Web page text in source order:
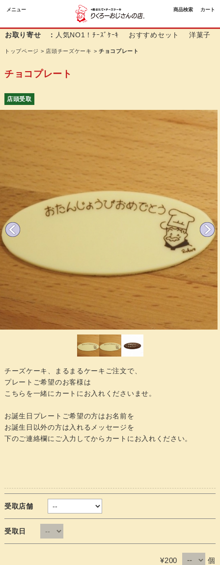
メニュー 商品検索 カート
お取り寄せ ： 人気NO1！ﾁｰｽﾞｹｰｷ おすすめセット 洋菓子
トップページ > 店頭チーズケーキ > チョコプレート
チョコプレート
店頭受取
チーズケーキ、まるまるケーキご注文で、
プレートご希望のお客様は
こちらを一緒にカートにお入れくださいませ。
お誕生日プレートご希望の方はお名前を
お誕生日以外の方は入れるメッセージを
下のご連絡欄にご入力してからカートにお入れください。
受取店舗
受取日
¥200 個